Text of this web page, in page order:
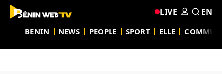
BENIN NEWS PEOPLE SPORT ELLE
LIVE EN